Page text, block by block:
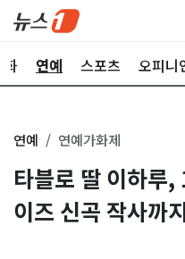
화 연예 스포츠 오피니
연예 연예가화제
타블로 딸 이하루
이즈 신곡 작사까